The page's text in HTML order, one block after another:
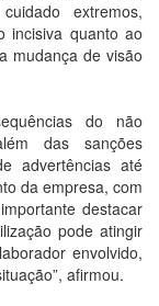
extremos,
incisiva quanto ao
mudança de visão
do não
das sanções
advertências até
da empresa, com
destacar
pode atingir
envolvido,
afirmou.